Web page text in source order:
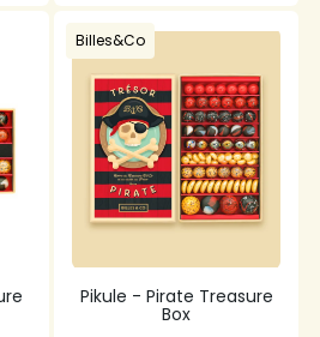
Pikule - Pirate Treasure
Box
Billes&Co